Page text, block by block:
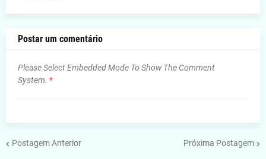
Postar um comentário
Please Select Embedded Mode To Show The Comment
System. *
Postagem Anterior Próxima Postagem